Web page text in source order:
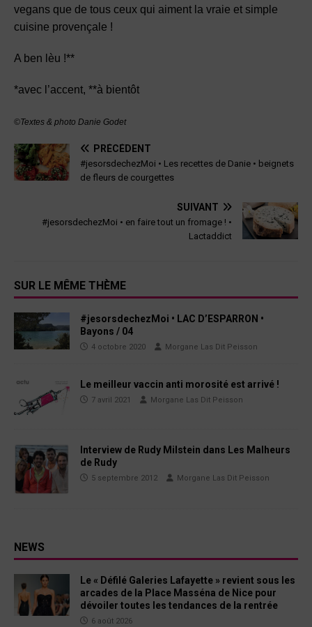
vegans que de tous ceux qui aiment la vraie et simple
cuisine provençale !
A ben lèu !**
*avec l’accent, **à bientôt
©Textes & photo Danie Godet
PRÉCÉDENT
#jesorsdechezMoi • Les recettes de Danie • beignets
de fleurs de courgettes
SUIVANT
#jesorsdechezMoi • en faire tout un fromage ! •
Lactaddict
SUR LE MÊME THÈME
#jesorsdechezMoi • LAC D’ESPARRON •
Bayons / 04
4 octobre 2020 Morgane Las Dit Peisson
Le meilleur vaccin anti morosité est arrivé !
7 avril 2021 Morgane Las Dit Peisson
Interview de Rudy Milstein dans Les Malheurs
de Rudy
5 septembre 2012 Morgane Las Dit Peisson
NEWS
Le « Défilé Galeries Lafayette » revient sous les
arcades de la Place Masséna de Nice pour
dévoiler toutes les tendances de la rentrée
6 août 2026